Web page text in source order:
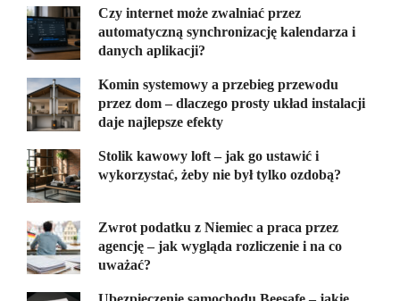
Czy internet może zwalniać przez
automatyczną synchronizację kalendarza i
danych aplikacji?
Komin systemowy a przebieg przewodu
przez dom – dlaczego prosty układ instalacji
daje najlepsze efekty
Stolik kawowy loft – jak go ustawić i
wykorzystać, żeby nie był tylko ozdobą?
Zwrot podatku z Niemiec a praca przez
agencję – jak wygląda rozliczenie i na co
uważać?